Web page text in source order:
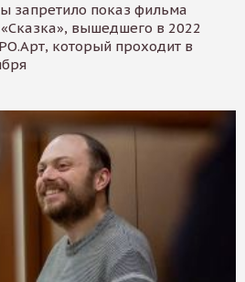
запретило показ фильма
вышедшего в 2022
который проходит в